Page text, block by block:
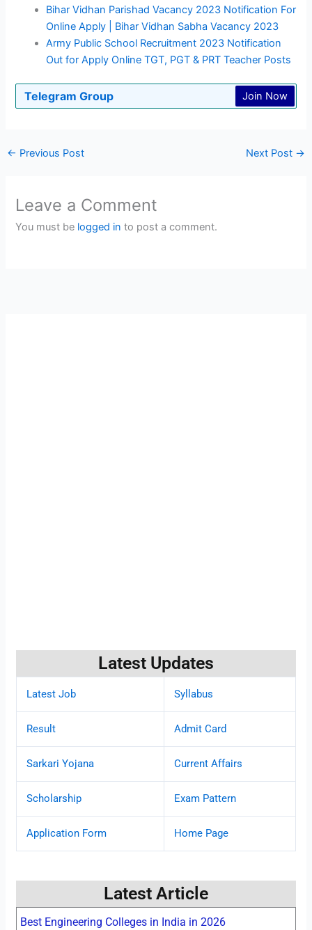
Bihar Vidhan Parishad Vacancy 2023 Notification For
Online Apply | Bihar Vidhan Sabha Vacancy 2023
Army Public School Recruitment 2023 Notification
Out for Apply Online TGT, PGT & PRT Teacher Posts
Telegram Group Join Now
← Previous Post Next Post →
Leave a Comment
You must be logged in to post a comment.
Latest Updates
Latest Job Syllabus
Result Admit Card
Sarkari Yojana Current Affairs
Scholarship Exam Pattern
Application Form Home Page
Latest Article
Best Engineering Colleges in India in 2026